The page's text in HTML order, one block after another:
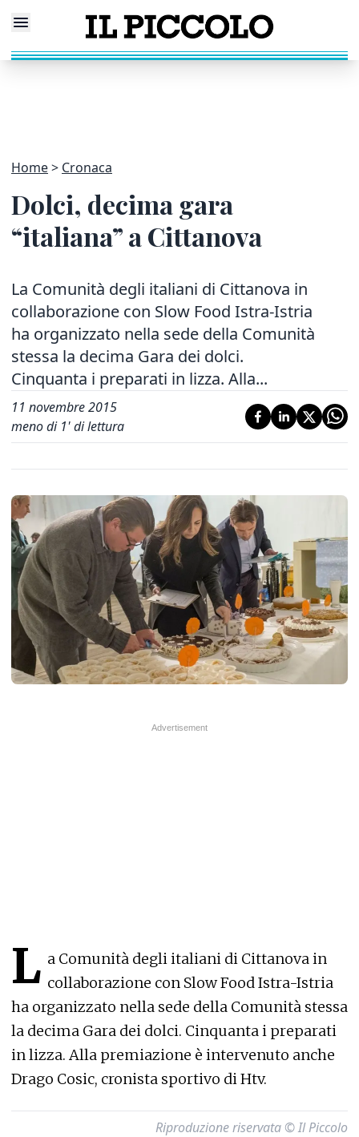
Home Cronaca
Dolci, decima gara
“italiana” a Cittanova
La Comunità degli italiani di Cittanova in
collaborazione con Slow Food Istra-Istria
ha organizzato nella sede della Comunità
stessa la decima Gara dei dolci.
Cinquanta i preparati in lizza. Alla...
11 novembre 2015
meno di 1' di lettura
L a Comunità degli italiani di Cittanova in
collaborazione con Slow Food Istra-Istria
ha organizzato nella sede della Comunità stessa
la decima Gara dei dolci. Cinquanta i preparati
in lizza. Alla premiazione è intervenuto anche
Drago Cosic, cronista sportivo di Htv.
Riproduzione riservata © Il Piccolo